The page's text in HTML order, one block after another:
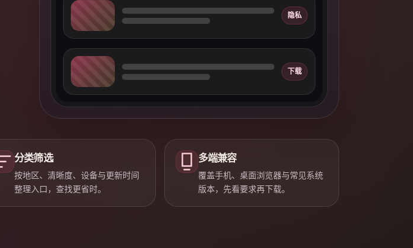
隐私
下载
分类筛选
按地区、清晰度、设备与更新时间
整理入口，查找更省时。
多端兼容
覆盖手机、桌面浏览器与常见系统
版本，先看要求再下载。